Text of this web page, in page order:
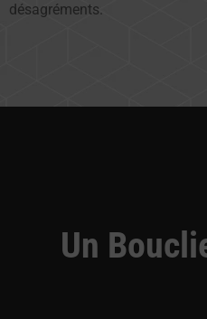
désagréments.
Un